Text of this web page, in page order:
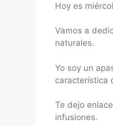
Hoy es
Vamos a
naturales.
Yo soy un
característica
Te dejo
infusiones.